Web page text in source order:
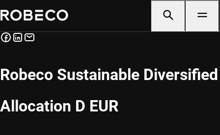
Robeco Sustainable Diversified
Allocation D EUR